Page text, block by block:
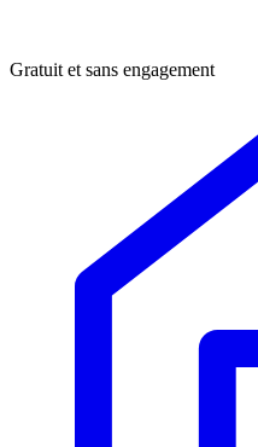
Gratuit et sans engagement